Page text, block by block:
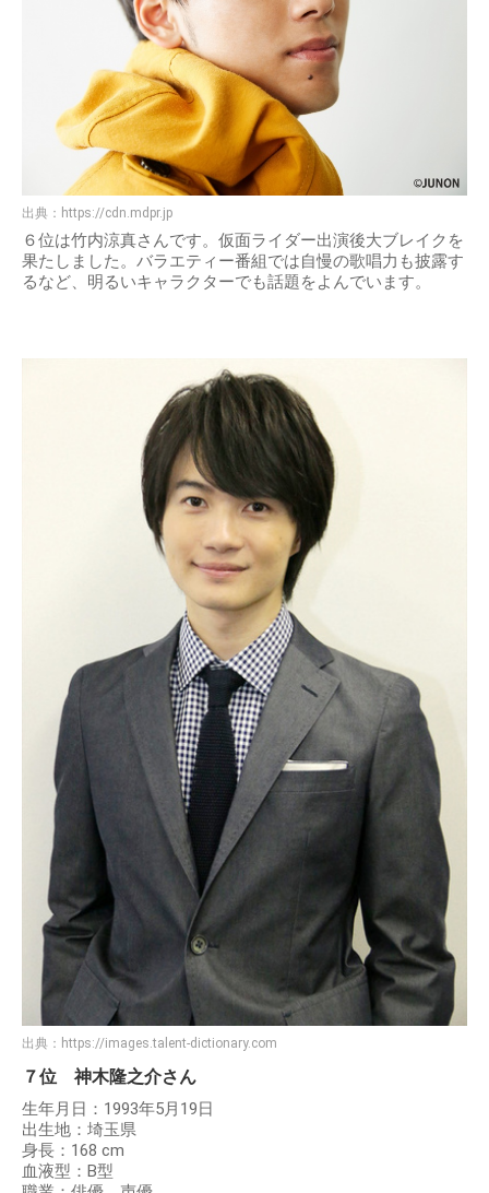
出典： https://cdn.mdpr.jp
６位は竹内涼真さんです。仮面ライダー出演後大ブレイクを
果たしました。バラエティー番組では自慢の歌唱力も披露す
るなど、明るいキャラクターでも話題をよんでいます。
出典： https://images.talent-dictionary.com
７位 神木隆之介さん
生年月日：1993年5月19日
出生地：埼玉県
身長：168 cm
血液型：B型